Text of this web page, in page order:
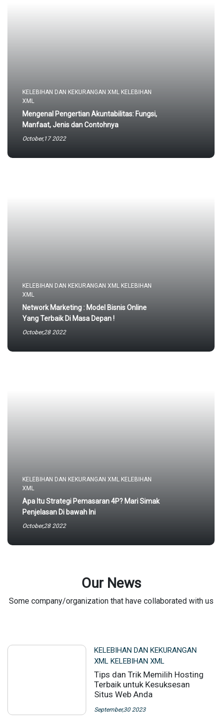
KELEBIHAN DAN KEKURANGAN XML KELEBIHAN
XML
Mengenal Pengertian Akuntabilitas: Fungsi,
Manfaat, Jenis dan Contohnya
October,17 2022
KELEBIHAN DAN KEKURANGAN XML KELEBIHAN
XML
Network Marketing : Model Bisnis Online
Yang Terbaik Di Masa Depan !
October,28 2022
KELEBIHAN DAN KEKURANGAN XML KELEBIHAN
XML
Apa Itu Strategi Pemasaran 4P? Mari Simak
Penjelasan Di bawah Ini
October,28 2022
Our News
Some company/organization that have collaborated with us
KELEBIHAN DAN KEKURANGAN
XML KELEBIHAN XML
Tips dan Trik Memilih Hosting
Terbaik untuk Kesuksesan
Situs Web Anda
September,30 2023